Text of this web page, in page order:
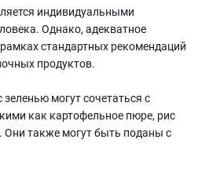
индивидуальными
Однако, адекватное
стандартных рекомендаций
продуктов.
могут сочетаться с
как картофельное пюре, рис
также могут быть поданы с